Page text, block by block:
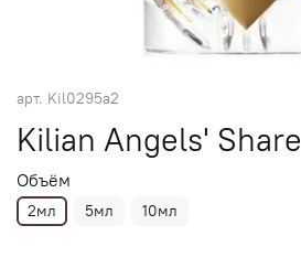
арт. Kil0295a2
Kilian Angels' Share
Объём
2мл 5мл 10мл